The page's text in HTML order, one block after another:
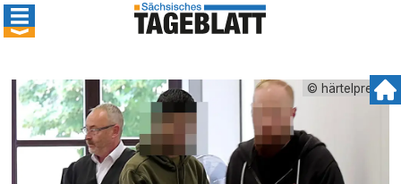
© härtelpress